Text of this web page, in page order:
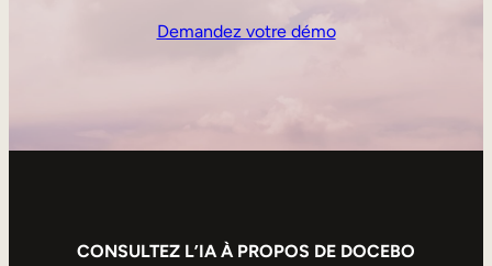
Demandez votre démo
CONSULTEZ L’IA À PROPOS DE DOCEBO